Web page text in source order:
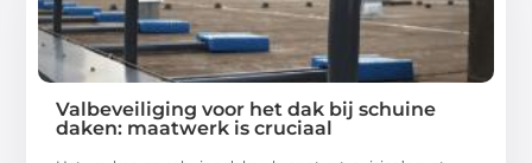
Valbeveiliging voor het dak bij schuine
daken: maatwerk is cruciaal